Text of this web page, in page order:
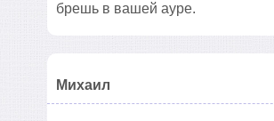
брешь в вашей ауре.
Михаил